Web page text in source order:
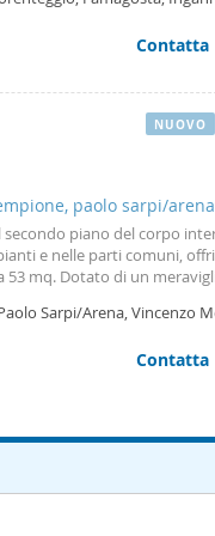
città.
Contatta
paolo sarpi/arena
secondo piano del corpo
e nelle parti comuni,
53 mq. Dotato di un
letto e bagno, è stato da
su misura, armadio in
Sarpi/Arena, Vincenzo
Contatta
NUOVO